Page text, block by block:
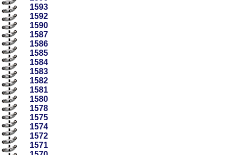
1593
1592
1590
1587
1586
1585
1584
1583
1582
1581
1580
1578
1575
1574
1572
1571